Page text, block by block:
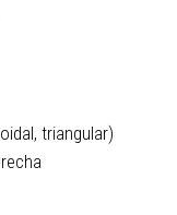
triangular)